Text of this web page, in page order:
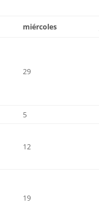
miércoles
29
5
12
19